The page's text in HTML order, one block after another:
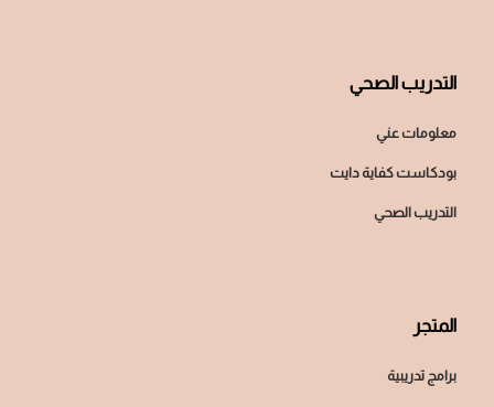
التدريب الصحي
معلومات عني
بودكاست كفاية دايت
التدريب الصحي
المتجر
برامج تدريبية